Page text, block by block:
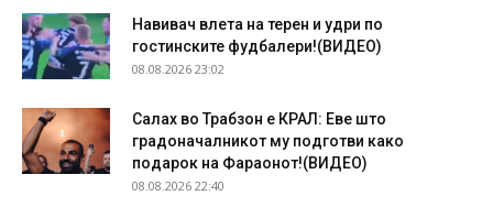
Навивач влета на терен и удри по
гостинските фудбалери!(ВИДЕО)
08.08.2026 23:02
Салах во Трабзон е КРАЛ: Еве што
градоначалникот му подготви како
подарок на Фараонот!(ВИДЕО)
08.08.2026 22:40